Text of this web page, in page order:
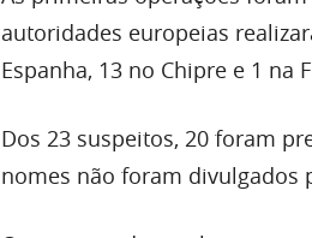
autoridades europeias
Espanha, 13 no Chipre e 1 na
Dos 23 suspeitos, 20 foram
nomes não foram divulgados